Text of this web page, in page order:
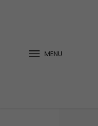
MENU